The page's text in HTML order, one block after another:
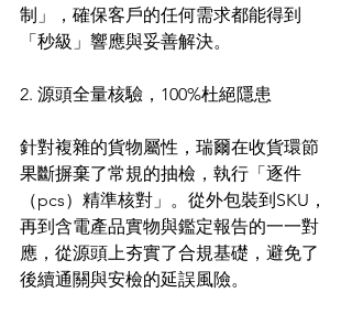
制」，確保客戶的任何需求都能得到
「秒級」響應與妥善解決。
2. 源頭全量核驗，100%杜絕隱患
針對複雜的貨物屬性，瑞爾在收貨環節
果斷摒棄了常規的抽檢，執行「逐件
（pcs）精準核對」。從外包裝到SKU，
再到含電產品實物與鑑定報告的一一對
應，從源頭上夯實了合規基礎，避免了
後續通關與安檢的延誤風險。